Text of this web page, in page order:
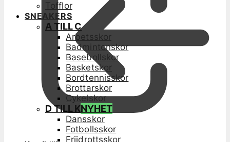
Tofflor
SNEAKERS
A TILL C
Arbetsskor
Badmintonskor
Basebollskor
Basketskor
Bordtennisskor
Brottarskor
Cykelskor
D TILL KNYHET
Dansskor
Fotbollsskor
Friidrottsskor